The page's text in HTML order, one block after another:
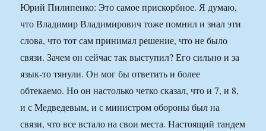
Юрий Пилипенко: Это самое прискорбное. Я думаю,
что Владимир Владимирович тоже помнил и знал эти
слова, что тот сам принимал решение, что не было
связи. Зачем он сейчас так выступил? Его сильно и за
язык-то тянули. Он мог бы ответить и более
обтекаемо. Но он настолько четко сказал, что и 7, и 8,
и с Медведевым, и с министром обороны был на
связи, что все встало на свои места. Настоящий тандем